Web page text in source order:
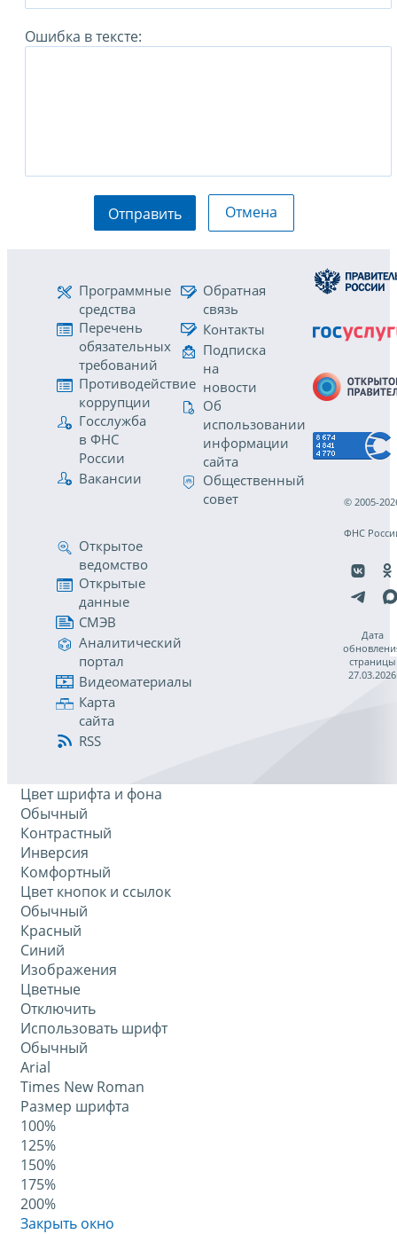
Ошибка в тексте:
Отправить Отмена
Программные
средства
Перечень
обязательных
требований
Противодействие
коррупции
Госслужба
в ФНС
России
Вакансии
Обратная
связь
Контакты
Подписка
на
новости
Об
использовании
информации
сайта
Общественный
совет
Открытое
ведомство
Открытые
данные
СМЭВ
Аналитический
портал
Видеоматериалы
Карта
сайта
RSS
© 2005-
ФНС
Дата
страницы
27.03.2026
Цвет шрифта и фона
Обычный
Контрастный
Инверсия
Комфортный
Цвет кнопок и ссылок
Обычный
Красный
Синий
Изображения
Цветные
Отключить
Использовать шрифт
Обычный
Arial
Times New Roman
Размер шрифта
100%
125%
150%
175%
200%
Закрыть окно